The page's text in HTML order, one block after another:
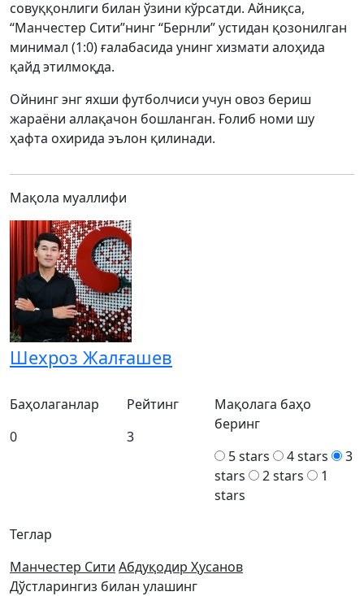
совуққонлиги билан ўзини кўрсатди. Айниқса,
“Манчестер Сити”нинг “Бернли” устидан қозонилган
минимал (1:0) ғалабасида унинг хизмати алоҳида
қайд этилмоқда.
Ойнинг энг яхши футболчиси учун овоз бериш
жараёни аллақачон бошланган. Ғолиб номи шу
ҳафта охирида эълон қилинади.
Мақола муаллифи
Шехроз Жалғашев
Теглар
Манчестер Сити Абдуқодир Ҳусанов
Баҳолаганлар
0
Рейтинг
3
Мақолага баҳо
беринг
5 stars
4 stars
3
stars
2 stars
1
stars
Дўстларингиз билан улашинг